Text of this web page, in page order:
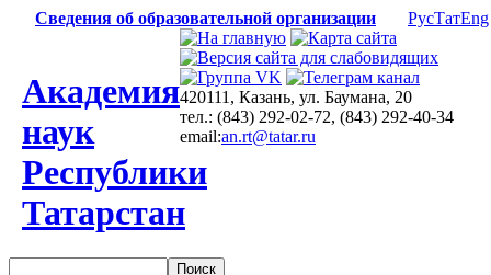
Сведения об образовательной организации РусТатEng
Академия
наук
Республики
Татарстан
420111, Казань, ул. Баумана, 20
тел.: (843) 292-02-72, (843) 292-40-34
email:an.rt@tatar.ru